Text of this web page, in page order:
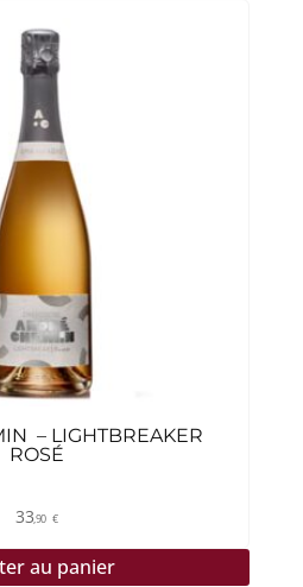
– LIGHTBREAKER
ROSÉ
33,90 €
au panier